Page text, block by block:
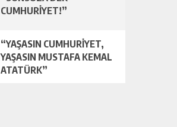
CUMHURİYET!”
“YAŞASIN CUMHURİYET,
YAŞASIN MUSTAFA KEMAL
ATATÜRK”